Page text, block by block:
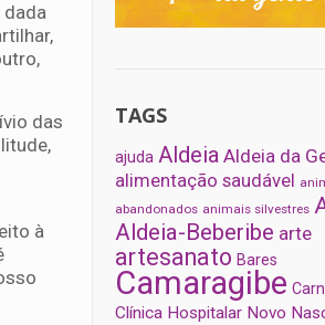
dada
das
à
TAGS
ajuda Aldeia Aldeia da
alimentação saudável
abandonados animais silvestres
Aldeia-Beberibe arte
artesanato Bares
Camaragibe
Clínica Hospitalar Novo